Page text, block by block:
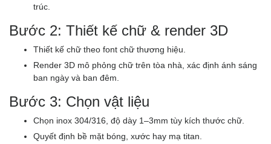
trúc.
Bước 2: Thiết kế chữ & render 3D
Thiết kế chữ theo font chữ thương hiệu.
Render 3D mô phỏng chữ trên tòa nhà, xác định ánh sáng
ban ngày và ban đêm.
Bước 3: Chọn vật liệu
Chọn inox 304/316, độ dày 1–3mm tùy kích thước chữ.
Quyết định bề mặt bóng, xước hay mạ titan.